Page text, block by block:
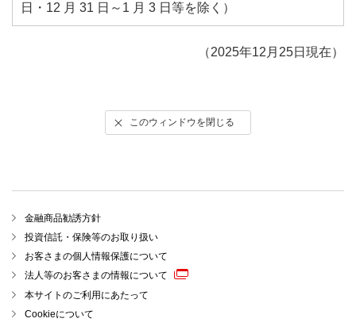
日・12 月 31 日～1 月 3 日等を除く）
（2025年12月25日現在）
このウィンドウを閉じる
金融商品勧誘方針
投資信託・保険等のお取り扱い
お客さまの個人情報保護について
法人等のお客さまの情報について
本サイトのご利用にあたって
Cookieについて